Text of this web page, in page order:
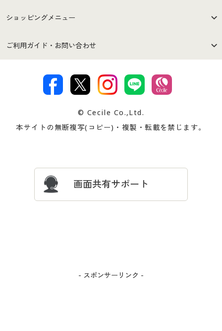
はじめての方へ
セシールご利用規約
著作権・商標について 会社案内
ショッピングメニュー
商品カテゴリ
プレゼント＆キャンペーン サイトマップ
ご利用ガイド・お問い合わせ
交換・返品は お支払は
ついて
忘れの場合
© Cecile Co.,Ltd.
本サイトの無断複写(コピー)・複製・転載を禁じます。
画面共有サポート
- スポンサーリンク -